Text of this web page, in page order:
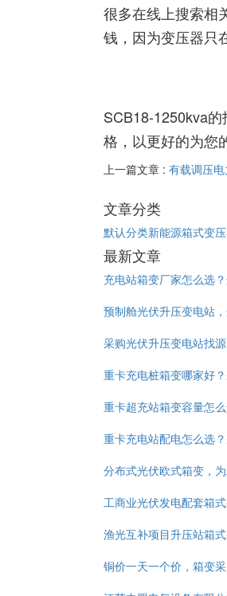
很多在线上搜索相
钱，因为变压器只
SCB18-1250kva
格，以更好的为您
上一篇文章 : 有载调压电
文章分类
默认分类新能源箱式变
最新文章
充电站箱变厂家怎么选
预制舱光伏升压变电站
采购光伏升压变电站找
重卡充电桩箱变哪家好
重卡超充站箱变容量怎
重卡充电站配电怎么选
分布式光伏欧式箱变，
工商业光伏发电配套箱
渔光互补项目升压站箱
铜价一天一个价，箱变